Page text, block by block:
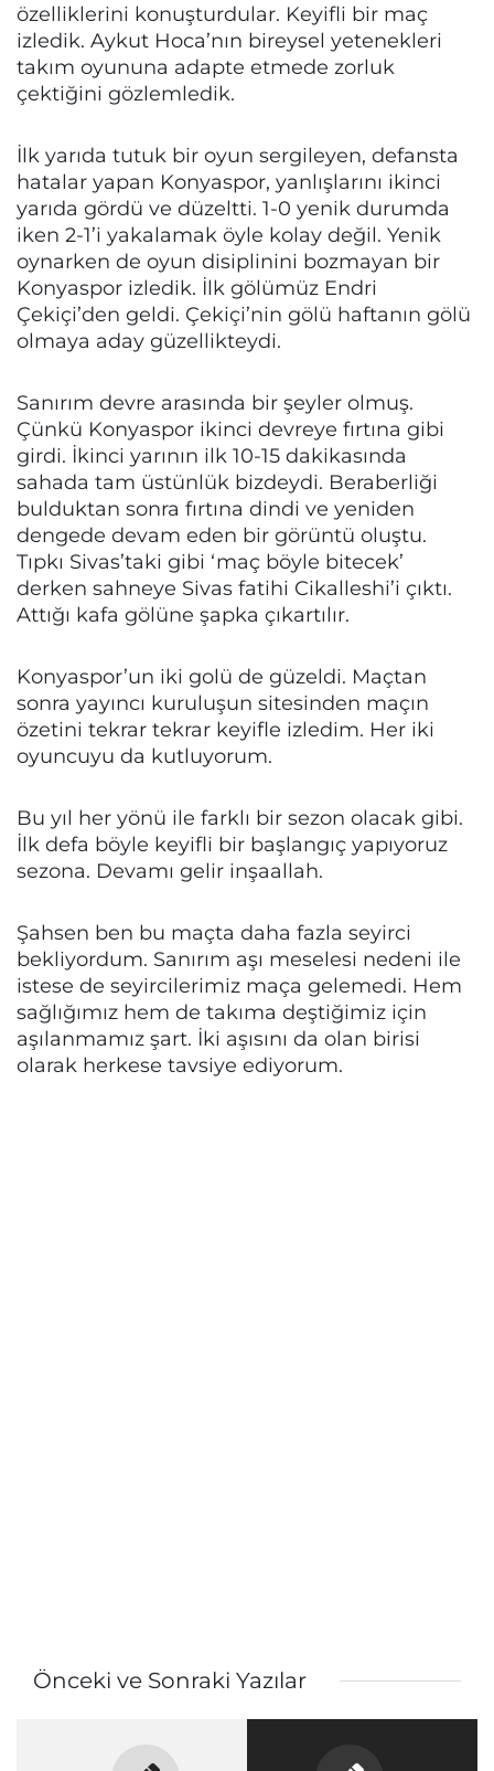
özelliklerini konuşturdular. Keyifli bir maç
izledik. Aykut Hoca’nın bireysel yetenekleri
takım oyununa adapte etmede zorluk
çektiğini gözlemledik.
İlk yarıda tutuk bir oyun sergileyen, defansta
hatalar yapan Konyaspor, yanlışlarını ikinci
yarıda gördü ve düzeltti. 1-0 yenik durumda
iken 2-1’i yakalamak öyle kolay değil. Yenik
oynarken de oyun disiplinini bozmayan bir
Konyaspor izledik. İlk gölümüz Endri
Çekiçi’den geldi. Çekiçi’nin gölü haftanın gölü
olmaya aday güzellikteydi.
Sanırım devre arasında bir şeyler olmuş.
Çünkü Konyaspor ikinci devreye fırtına gibi
girdi. İkinci yarının ilk 10-15 dakikasında
sahada tam üstünlük bizdeydi. Beraberliği
bulduktan sonra fırtına dindi ve yeniden
dengede devam eden bir görüntü oluştu.
Tıpkı Sivas’taki gibi ‘maç böyle bitecek’
derken sahneye Sivas fatihi Cikalleshi’i çıktı.
Attığı kafa gölüne şapka çıkartılır.
Konyaspor’un iki golü de güzeldi. Maçtan
sonra yayıncı kuruluşun sitesinden maçın
özetini tekrar tekrar keyifle izledim. Her iki
oyuncuyu da kutluyorum.
Bu yıl her yönü ile farklı bir sezon olacak gibi.
İlk defa böyle keyifli bir başlangıç yapıyoruz
sezona. Devamı gelir inşaallah.
Şahsen ben bu maçta daha fazla seyirci
bekliyordum. Sanırım aşı meselesi nedeni ile
istese de seyircilerimiz maça gelemedi. Hem
sağlığımız hem de takıma deştiğimiz için
aşılanmamız şart. İki aşısını da olan birisi
olarak herkese tavsiye ediyorum.
Önceki ve Sonraki Yazılar